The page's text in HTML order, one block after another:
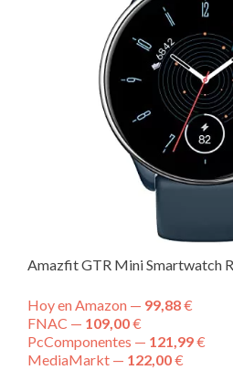
Amazfit GTR Mini Smartwatch
Hoy en Amazon — 99,88€
FNAC — 109,00€
PcComponentes — 121,99€
MediaMarkt — 122,00€